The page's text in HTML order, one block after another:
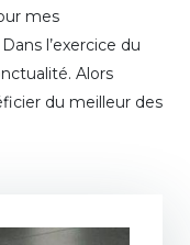
mes
l’exercice du
Alors
du meilleur des